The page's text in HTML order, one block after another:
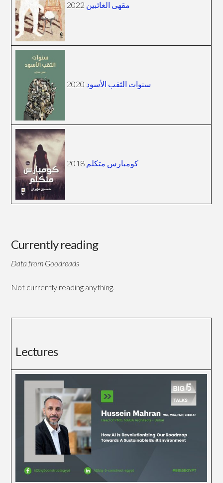
مقهى الغائبين
سنوات الثقب الأسود
كومبارس متكلم
Currently reading
Data from Goodreads
Not currently reading anything.
Lectures